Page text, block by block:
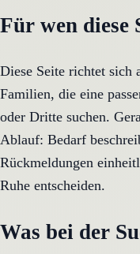
Für wen diese
Diese Seite richtet sich
Familien, die eine
oder Dritte suchen.
Ablauf: Bedarf
Rückmeldungen
Ruhe entscheiden.
Was bei der